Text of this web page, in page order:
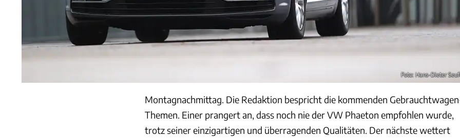
Foto: Hans-Dieter
Montagnachmittag. Die Redaktion bespricht die kommenden
Themen. Einer prangert an, dass noch nie der VW Phaeton empfohlen wurde,
trotz seiner einzigartigen und überragenden Qualitäten. Der nächste wettert